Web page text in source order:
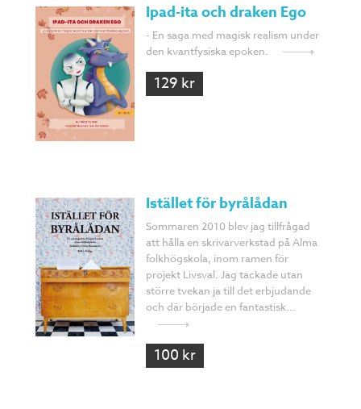
Ipad-ita och draken Ego
- En saga med magisk realism under
den kvantfysiska epoken.
129 kr
Istället för byrålådan
Sommaren 2010 blev jag tillfrågad
att hålla en skrivarverkstad på Alma
folkhögskola, inom ramen för
projekt Livsval. Jag tackade utan
större tvekan ja till det erbjudande
och där började en fantastisk...
100 kr